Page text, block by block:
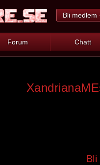
Bli medlem
Forum Chatt